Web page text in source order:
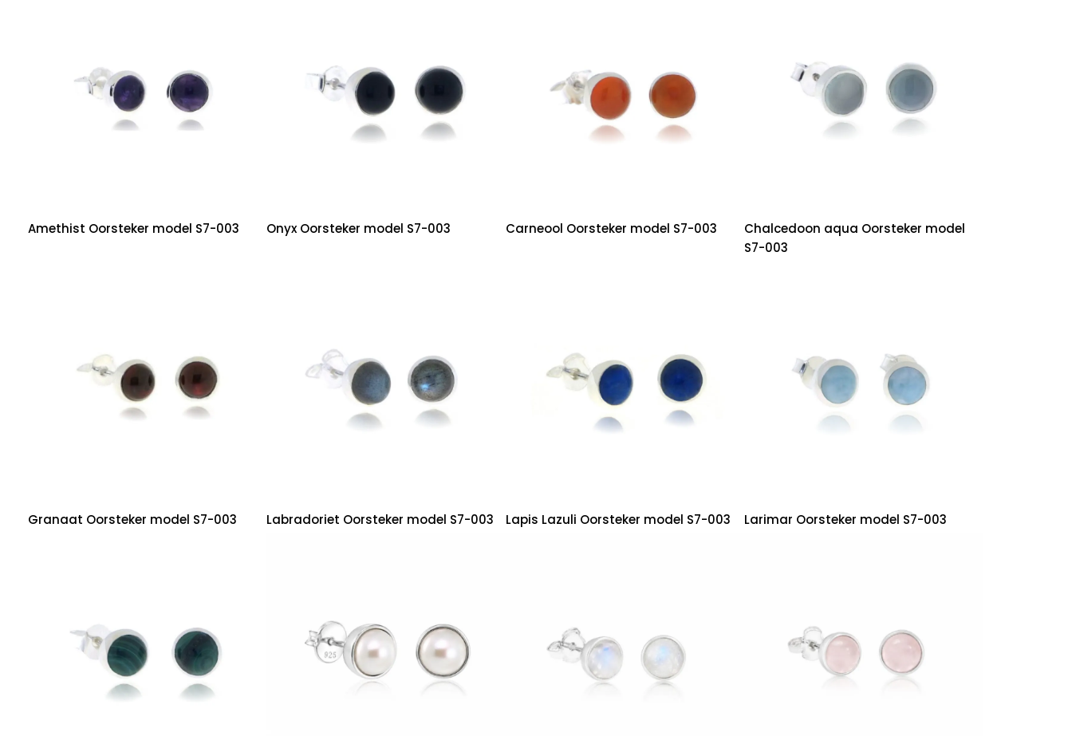
Amethist Oorsteker model S7-003 Onyx Oorsteker model S7-003 Carneool Oorsteker model S7-003
Chalcedoon aqua Oorsteker model
S7-003
Granaat Oorsteker model S7-003 Labradoriet Oorsteker model S7-003 Lapis Lazuli Oorsteker model S7-003 Larimar Oorsteker model S7-003